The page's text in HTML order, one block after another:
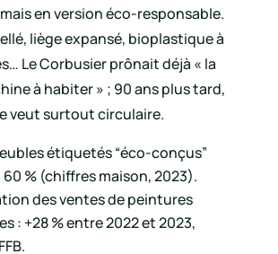
en version éco-responsable.
liège expansé, bioplastique à
Le Corbusier prônait déjà « la
à habiter » ; 90 ans plus tard,
veut surtout circulaire.
étiquetés “éco-conçus”
60 % (chiffres maison, 2023).
des ventes de peintures
: +28 % entre 2022 et 2023,